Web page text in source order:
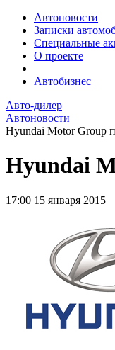
Автоновости
Записки
Специальные
О проекте
Автобизнес
Авто-дилер
Автоновости
Hyundai Motor Group
Hyundai
17:00 15 января 2015